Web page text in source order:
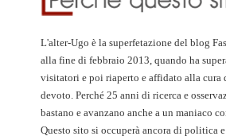
L'alter-Ugo è la superfetazione del blog
alla fine di febbraio 2013, quando ha
visitatori e poi riaperto e affidato alla cura
devoto. Perché 25 anni di ricerca e
bastano e avanzano anche a un maniaco
Questo sito si occuperà ancora di politica